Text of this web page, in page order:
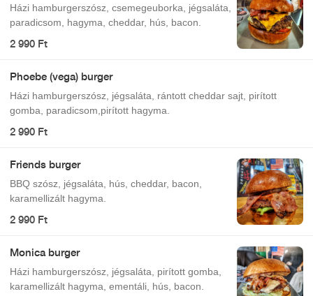
Házi hamburgerszósz, csemegeuborka, jégsaláta,
paradicsom, hagyma, cheddar, hús, bacon.
2 990 Ft
Phoebe (vega) burger
Házi hamburgerszósz, jégsaláta, rántott cheddar sajt, pirított
gomba, paradicsom,pirított hagyma.
2 990 Ft
Friends burger
BBQ szósz, jégsaláta, hús, cheddar, bacon,
karamellizált hagyma.
2 990 Ft
Monica burger
Házi hamburgerszósz, jégsaláta, pirított gomba,
karamellizált hagyma, ementáli, hús, bacon.